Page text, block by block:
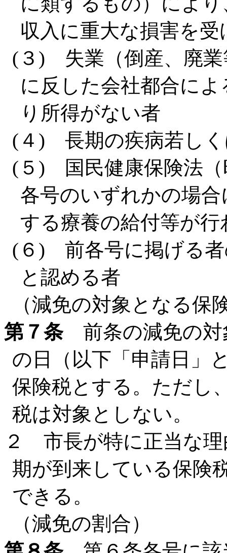
収入に重大な損害を受
(３) 失業（倒産、廃業
に反した会社都合に
り所得がない者
(４) 長期の疾病若しく
(５) 国民健康保険法（
各号のいずれかの場
する療養の給付等が
(６) 前各号に掲げる者
と認める者
（減免の対象となる保
第７条前条の減免の対
の日（以下「申請日」
保険税とする。ただし
税は対象としない。
２ 市長が特に正当な
期が到来している保険
できる。
（減免の割合）